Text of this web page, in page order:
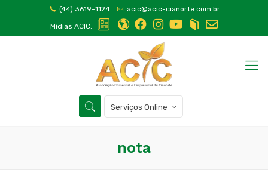
(44) 3619-1124 acic@acic-cianorte.com.br
Mídias ACIC:
Serviços Online
nota